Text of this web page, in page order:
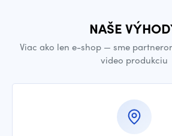
NAŠE
Viac ako len e-shop — sme
video produkciu